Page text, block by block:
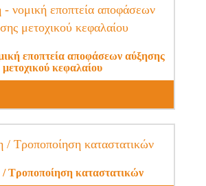
εποπτεία αποφάσεων αύξησης
μετοχικού κεφαλαίου
/ Τροποποίηση καταστατικών